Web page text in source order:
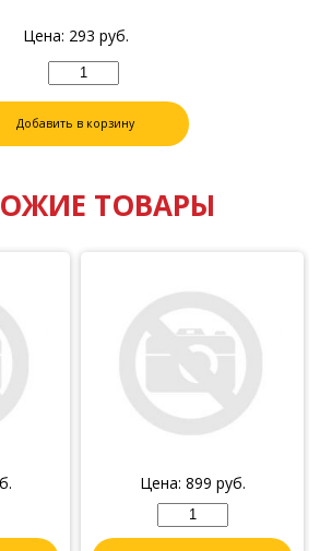
Цена: 293 руб.
Добавить в корзину
ТОВАРЫ
Цена: 899 руб.